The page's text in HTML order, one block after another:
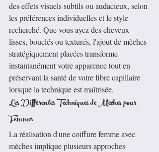
des effets visuels subtils ou audacieux, selon
les préférences individuelles et le style
recherché. Que vous ayez des cheveux
lisses, bouclés ou texturés, l'ajout de mèches
stratégiquement placées transforme
instantanément votre apparence tout en
préservant la santé de votre fibre capillaire
lorsque la technique est maîtrisée.
Les Différentes Techniques de Mèches pour
Femmes
La réalisation d'une coiffure femme avec
mèches implique plusieurs approches